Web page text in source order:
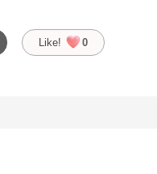
Like! 0